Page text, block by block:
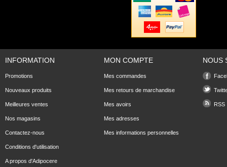
INFORMATION
Promotions
Nouveaux produits
Meilleures ventes
Nos magasins
Contactez-nous
Conditions d'utilisation
A propos d'Adipocere
MON COMPTE
Mes commandes
Mes retours de marchandise
Mes avoirs
Mes adresses
Mes informations personnelles
NOUS
RSS